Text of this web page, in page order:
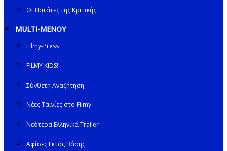
Οι Πατάτες της Κριτικής
MULTI-ΜΕΝΟΥ
Filmy-Press
FILMY KIDS!
Σύνθετη Αναζήτηση
Νέες Ταινίες στο Filmy
Νεότερα Ελληνικά Trailer
Αφίσες Εκτός Βάσης